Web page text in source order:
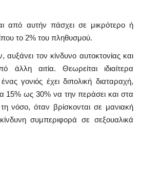
από αυτήν πάσχει σε μικρότερο ή
το 2% του πληθυσμού.
τον κίνδυνο αυτοκτονίας και
αιτία. Θεωρείται ιδιαίτερα
γονιός έχει διπολική διαταραχή,
15% ως 30% να την περάσει και στα
νόσο, όταν βρίσκονται σε μανιακή
συμπεριφορά σε σεξουαλικά